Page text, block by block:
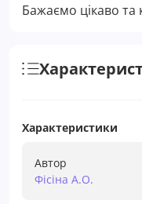
Бажаємо цікаво та
Характеристики
Автор
Фісіна А.О.